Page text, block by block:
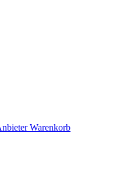
Warenkorb